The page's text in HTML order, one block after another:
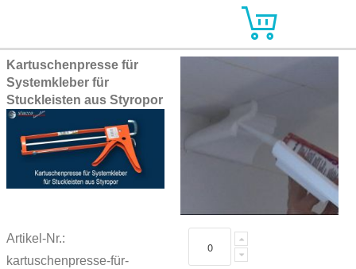
Kartuschenpresse für
Systemkleber für
Stuckleisten aus Styropor
Artikel-Nr.:
kartuschenpresse-für-